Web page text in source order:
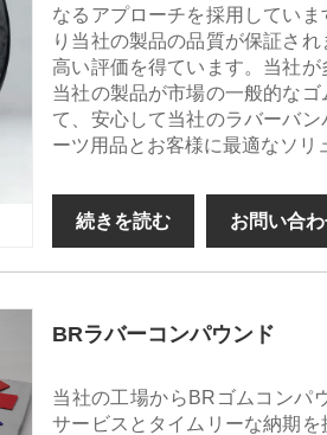
なるアプローチを採用してい
り当社の製品の品質が保証さ
高い評価を得ています。当社が
当社の製品が市場の一般的な
て、安心して当社のラバーバ
ーツ用品とお客様に最適なソリ
続きを読む お問い合
BRラバーコンパウンド
当社の工場からBRゴムコンパ
サービスとタイムリーな納期